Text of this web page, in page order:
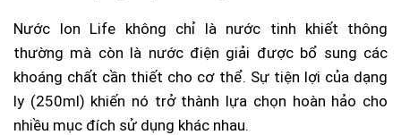
Nước Ion Life không chỉ là nước tinh khiết thông
thường mà còn là nước điện giải được bổ sung các
khoáng chất cần thiết cho cơ thể. Sự tiện lợi của dạng
ly (250ml) khiến nó trở thành lựa chọn hoàn hảo cho
nhiều mục đích sử dụng khác nhau.